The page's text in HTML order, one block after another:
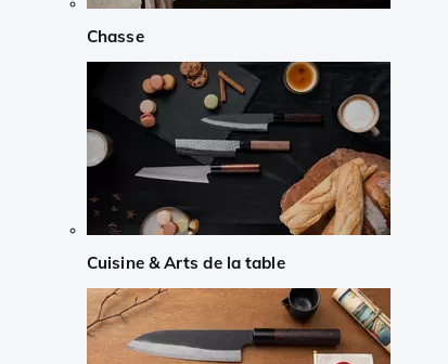
Chasse
Cuisine & Arts de la table